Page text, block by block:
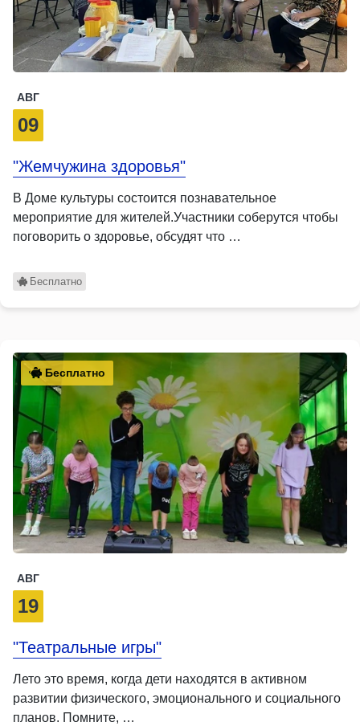
АВГ
09
"Жемчужина здоровья"
В Доме культуры состоится познавательное
мероприятие для жителей.Участники соберутся чтобы
поговорить о здоровье, обсудят что …
Бесплатно
Бесплатно
АВГ
19
"Театральные игры"
Лето это время, когда дети находятся в активном
развитии физического, эмоционального и социального
планов. Помните, …